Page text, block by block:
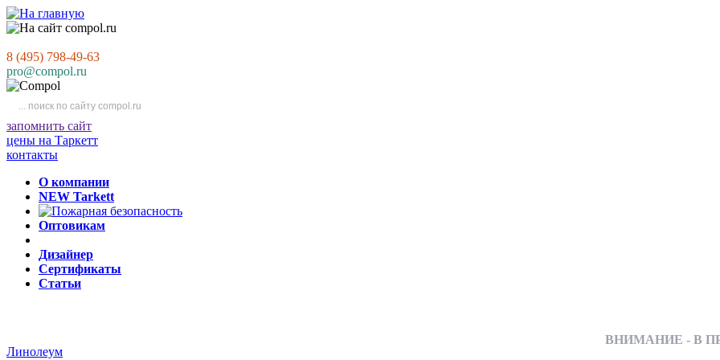
8 (495) 798-49-63
pro@compol.ru
запомнить сайт
цены на Таркетт
контакты
О компании
NEW Tarkett
Оптовикам
Дизайнер
Сертификаты
Статьи
ВНИМАНИЕ - В
Линолеум